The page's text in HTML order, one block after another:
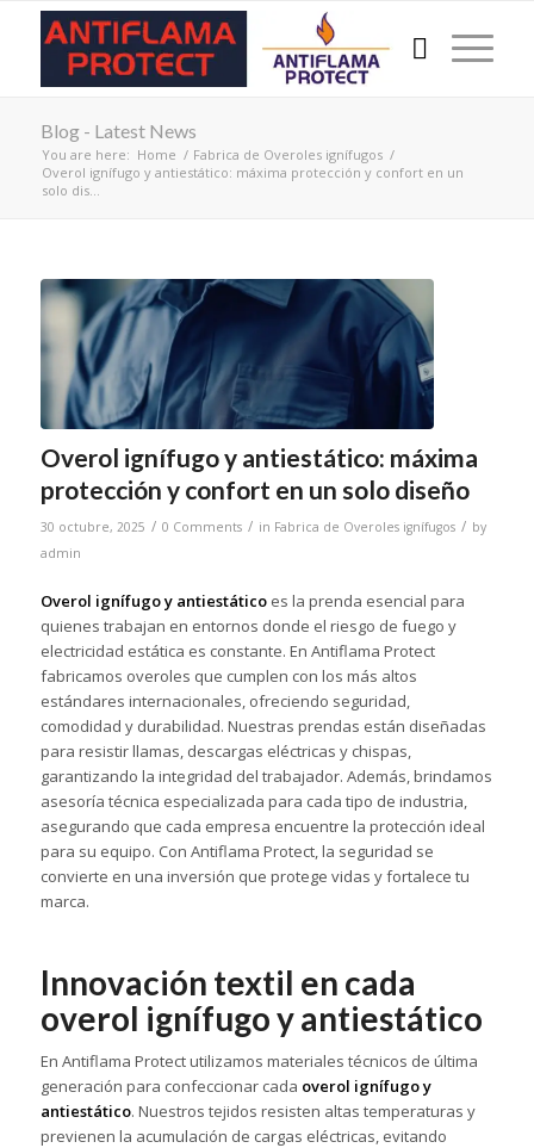
Blog - Latest News
You are here: Home / Fabrica de Overoles ignífugos /
Overol ignífugo y antiestático: máxima protección y confort en un
solo dis...
Overol ignífugo y antiestático: máxima
protección y confort en un solo diseño
30 octubre, 2025 / 0 Comments / in Fabrica de Overoles ignífugos / by
admin
Overol ignífugo y antiestáticoes la prenda esencial para
quienes trabajan en entornos donde el riesgo de fuego y
electricidad estática es constante. En Antiflama Protect
fabricamos overoles que cumplen con los más altos
estándares internacionales, ofreciendo seguridad,
comodidad y durabilidad. Nuestras prendas están diseñadas
para resistir llamas, descargas eléctricas y chispas,
garantizando la integridad del trabajador. Además, brindamos
asesoría técnica especializada para cada tipo de industria,
asegurando que cada empresa encuentre la protección ideal
para su equipo. Con Antiflama Protect, la seguridad se
convierte en una inversión que protege vidas y fortalece tu
marca.
Innovación textil en cada
overol ignífugo y antiestático
En Antiflama Protect utilizamos materiales técnicos de última
generación para confeccionar cada overol ignífugo y
antiestático. Nuestros tejidos resisten altas temperaturas y
previenen la acumulación de cargas eléctricas, evitando